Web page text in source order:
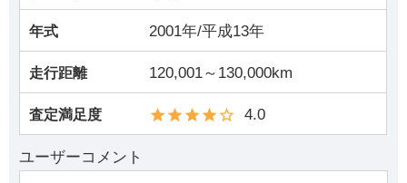
年式 2001年/平成13年
走行距離 120,001～130,000km
査定満足度 4.0
ユーザーコメント